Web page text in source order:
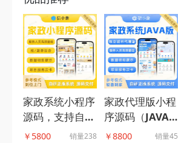
家政系统小程序
源码，支持自营
入驻两种运营模
￥5800 销量238
家政代理版小程
序源码（JAVA
版），支持城市
￥8800 销量45